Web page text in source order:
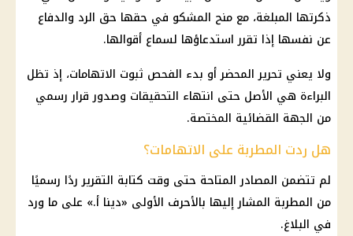
ذكرتها المبلغة، مع منح المشكو في حقها حق الرد والدفاع
عن نفسها إذا تقرر استدعاؤها لسماع أقوالها.
ولا يعني تحرير المحضر أو بدء الفحص ثبوت الاتهامات، إذ تظل
البراءة هي الأصل حتى انتهاء التحقيقات وصدور قرار رسمي
من الجهة القضائية المختصة.
هل ردت المطربة على الاتهامات؟
لم تتضمن المصادر المتاحة حتى وقت كتابة التقرير ردًا رسميًا
من المطربة المشار إليها بالأحرف الأولى «دينا أ.» على ما ورد
في البلاغ.